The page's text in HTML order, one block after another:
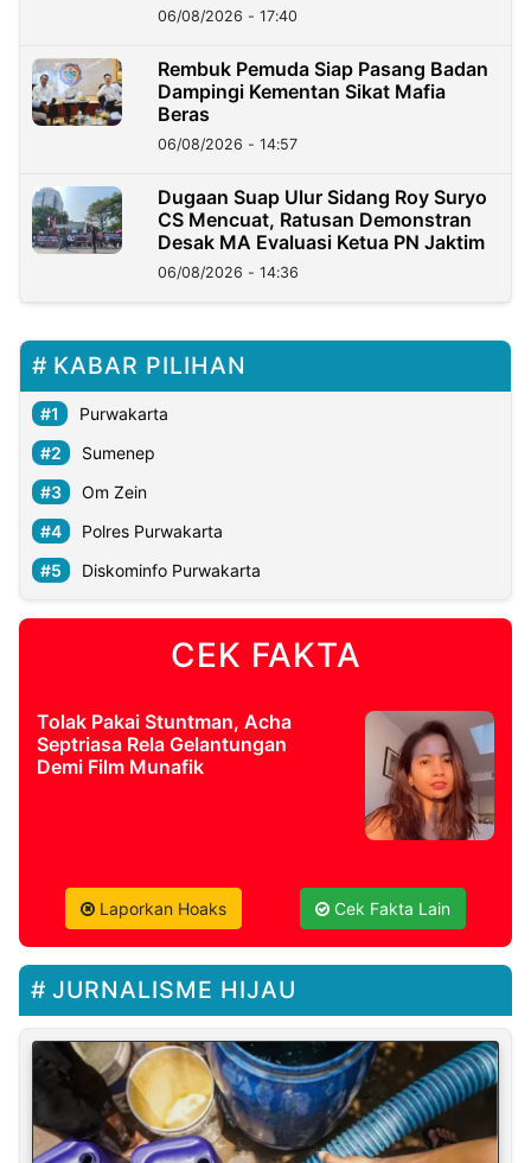
06/08/2026 - 17:40
Rembuk Pemuda Siap Pasang Badan
Dampingi Kementan Sikat Mafia
Beras
06/08/2026 - 14:57
Dugaan Suap Ulur Sidang Roy Suryo
CS Mencuat, Ratusan Demonstran
Desak MA Evaluasi Ketua PN Jaktim
06/08/2026 - 14:36
KABAR PILIHAN
Purwakarta
Sumenep
Om Zein
Polres Purwakarta
Diskominfo Purwakarta
CEK FAKTA
Tolak Pakai Stuntman, Acha
Septriasa Rela Gelantungan
Demi Film Munafik
Laporkan Hoaks Cek Fakta Lain
JURNALISME HIJAU